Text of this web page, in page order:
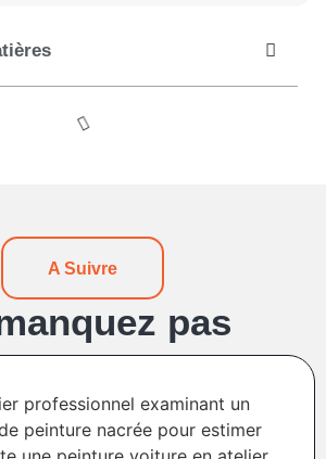
A Suivre
pas